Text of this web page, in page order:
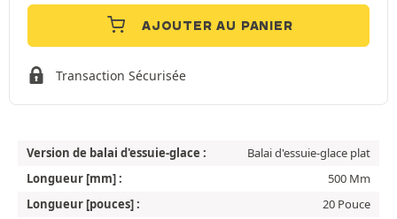
AJOUTER AU PANIER
Transaction Sécurisée
Version de balai d'essuie-glace :
Balai d'essuie-glace plat
Longueur [mm] :
500 Mm
Longueur [pouces] :
20 Pouce